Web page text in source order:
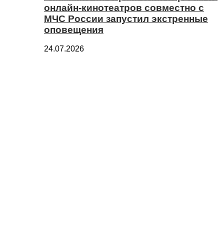
онлайн-кинотеатров совместно с
МЧС России запустил экстренные
оповещения
24.07.2026